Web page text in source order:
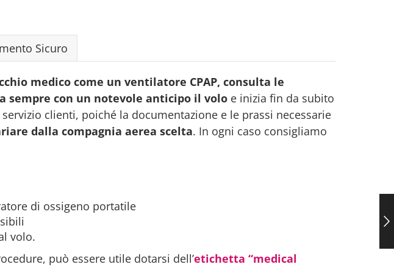
Sicuro
medico come un ventilatore CPAP, consulta le
con un notevole anticipo il voloe inizia fin da subito
clienti, poiché la documentazione e le prassi necessarie
dalla compagnia aerea scelta. In ogni caso consigliamo
di ossigeno portatile
volo.
può essere utile dotarsi dell’etichetta “medical